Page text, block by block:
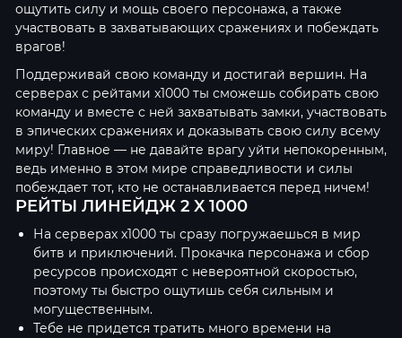
ощутить силу и мощь своего персонажа, а также
участвовать в захватывающих сражениях и побеждать
врагов!
Поддерживай свою команду и достигай вершин. На
серверах с рейтами x1000 ты сможешь собирать свою
команду и вместе с ней захватывать замки, участвовать
в эпических сражениях и доказывать свою силу всему
миру! Главное — не давайте врагу уйти непокоренным,
ведь именно в этом мире справедливости и силы
побеждает тот, кто не останавливается перед ничем!
РЕЙТЫ ЛИНЕЙДЖ 2 X 1000
На серверах x1000 ты сразу погружаешься в мир
битв и приключений. Прокачка персонажа и сбор
ресурсов происходят с невероятной скоростью,
поэтому ты быстро ощутишь себя сильным и
могущественным.
Тебе не придется тратить много времени на